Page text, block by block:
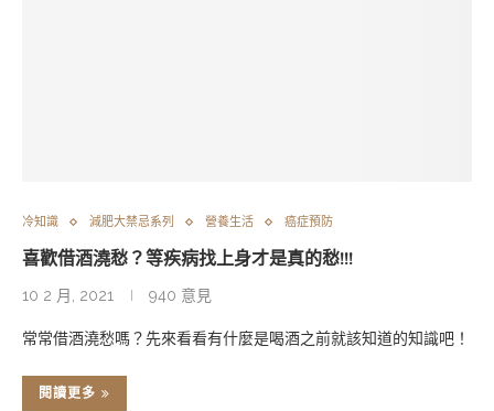
冷知識 減肥大禁忌系列 營養生活 癌症預防
喜歡借酒澆愁？等疾病找上身才是真的愁!!!
10 2 月, 2021 940 意見
常常借酒澆愁嗎？先來看看有什麼是喝酒之前就該知道的知識吧！
閱讀更多